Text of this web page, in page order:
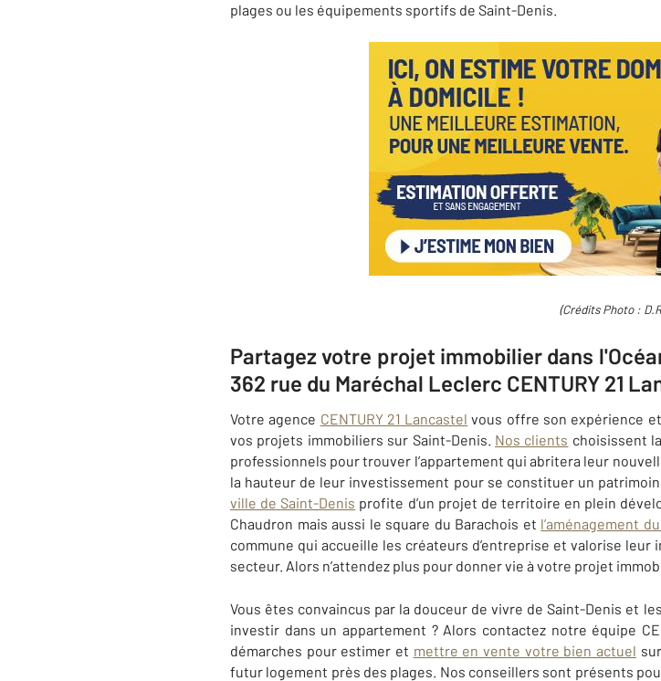
plages ou les équipements sportifs de Saint-Denis.
(Crédits Photo :
Partagez votre projet immobilier dans
362 rue du Maréchal Leclerc CENTURY 21
Votre agence CENTURY 21 Lancastel vous offre son expérience
vos projets immobiliers sur Saint-Denis. Nos clients choisissent
professionnels pour trouver l’appartement qui abritera leur
la hauteur de leur investissement pour se constituer un
ville de Saint-Denis profite d’un projet de territoire en plein
Chaudron mais aussi le square du Barachois et l’aménagement
commune qui accueille les créateurs d’entreprise et valorise
secteur. Alors n’attendez plus pour donner vie à votre projet
Vous êtes convaincus par la douceur de vivre deSaint-Denis et
investir dans un appartement ? Alors contactez notre équipe
démarches pour estimer et mettre en vente votre bien actuel
futur logement près des plages. Nos conseillers sont présents